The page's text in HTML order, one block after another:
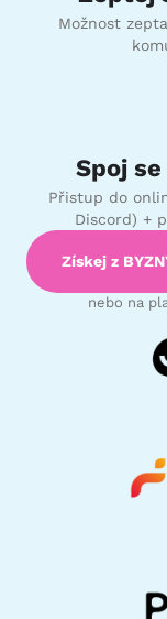
Možnost
Spoj
Přistup do
Discord) +
Získej z
nebo na